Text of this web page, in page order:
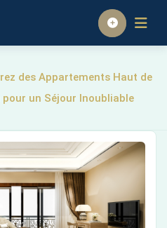
Homepage
des Appartements Haut de
un Séjour Inoubliable